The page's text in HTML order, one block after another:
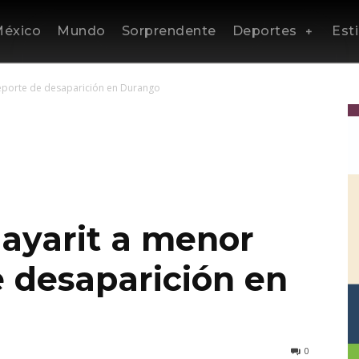
Mundo Sorprendente Deportes
de desaparición en Durango
a menor
en
0